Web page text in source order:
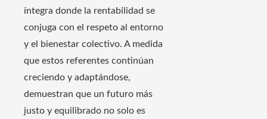
íntegra donde la rentabilidad se
conjuga con el respeto al entorno
y el bienestar colectivo. A medida
que estos referentes continúan
creciendo y adaptándose,
demuestran que un futuro más
justo y equilibrado no solo es